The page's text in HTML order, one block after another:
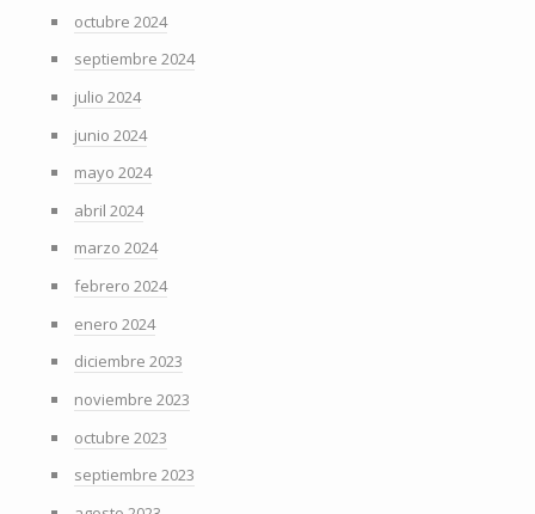
octubre 2024
septiembre 2024
julio 2024
junio 2024
mayo 2024
abril 2024
marzo 2024
febrero 2024
enero 2024
diciembre 2023
noviembre 2023
octubre 2023
septiembre 2023